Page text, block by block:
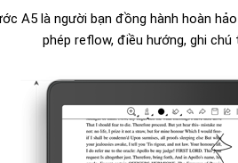
A5 là người bạn đồng hành hoàn
phép reflow, điều hướng, ghi